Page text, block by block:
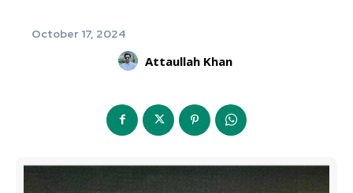
October 17, 2024
Attaullah Khan